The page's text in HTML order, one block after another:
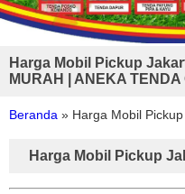
Harga Mobil Pickup
MURAH | ANEKA TENDA
Beranda » Harga Mobil
Harga Mobil Pickup